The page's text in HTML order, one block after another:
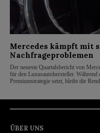
Mercedes kämpft mit
Nachfrageproblemen
Der neueste Quartalsbericht von
für den Luxusautohersteller.
Premiumstrategie setzt, bleibt die
ÜBER UNS